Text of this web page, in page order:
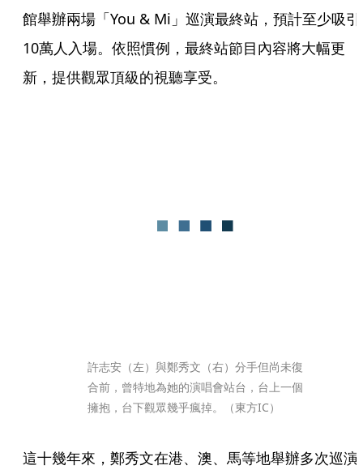
館舉辦兩場「You & Mi」巡演最終站，預計至少吸引
10萬人入場。依照慣例，最終站節目內容將大幅更
新，提供觀眾頂級的視聽享受。
許志安（左）與鄭秀文（右）分手但尚未復
合前，曾特地為她的演唱會站台，台上一個
擁抱，台下觀眾幾乎瘋掉。（東方IC）
這十幾年來，鄭秀文在港、澳、馬等地舉辦多次巡演